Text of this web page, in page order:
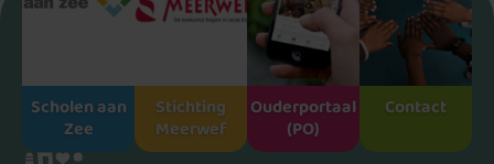
Scholen aan
Zee
Stichting
Meerwef
Ouderportaal
(PO)
Contact